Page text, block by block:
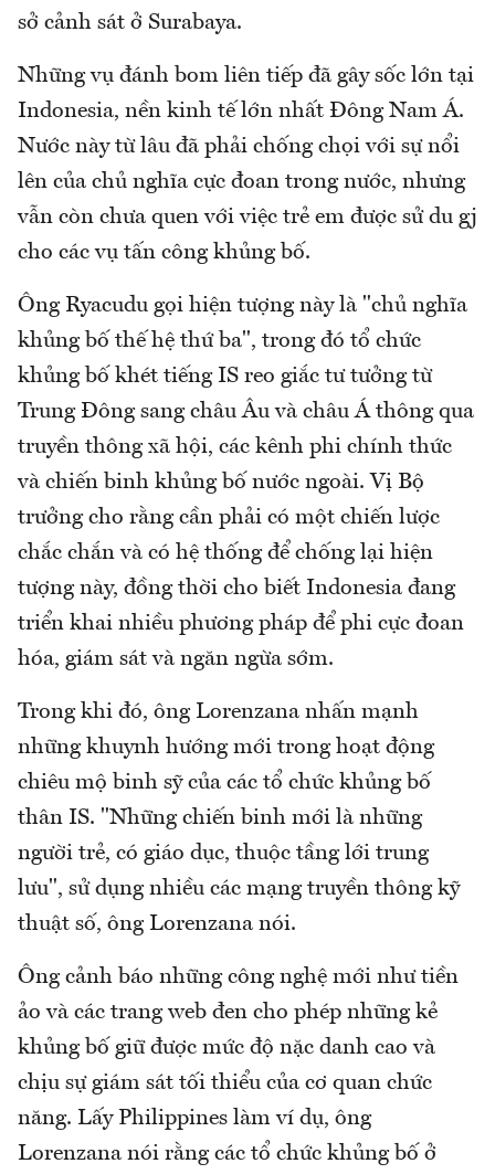
sở cảnh sát ở Surabaya.
Những vụ đánh bom liên tiếp đã gây sốc lớn tại
Indonesia, nền kinh tế lớn nhất Đông Nam Á.
Nước này từ lâu đã phải chống chọi với sự nổi
lên của chủ nghĩa cực đoan trong nước, nhưng
vẫn còn chưa quen với việc trẻ em được sử du gj
cho các vụ tấn công khủng bố.
Ông Ryacudu gọi hiện tượng này là "chủ nghĩa
khủng bố thế hệ thứ ba", trong đó tổ chức
khủng bố khét tiếng IS reo giắc tư tưởng từ
Trung Đông sang châu Âu và châu Á thông qua
truyền thông xã hội, các kênh phi chính thức
và chiến binh khủng bố nước ngoài. Vị Bộ
trưởng cho rằng cần phải có một chiến lược
chắc chắn và có hệ thống để chống lại hiện
tượng này, đồng thời cho biết Indonesia đang
triển khai nhiều phương pháp để phi cực đoan
hóa, giám sát và ngăn ngừa sớm.
Trong khi đó, ông Lorenzana nhấn mạnh
những khuynh hướng mới trong hoạt động
chiêu mộ binh sỹ của các tổ chức khủng bố
thân IS. "Những chiến binh mới là những
người trẻ, có giáo dục, thuộc tầng lới trung
lưu", sử dụng nhiều các mạng truyền thông kỹ
thuật số, ông Lorenzana nói.
Ông cảnh báo những công nghệ mới như tiền
ảo và các trang web đen cho phép những kẻ
khủng bố giữ được mức độ nặc danh cao và
chịu sự giám sát tối thiểu của cơ quan chức
năng. Lấy Philippines làm ví dụ, ông
Lorenzana nói rằng các tổ chức khủng bố ở